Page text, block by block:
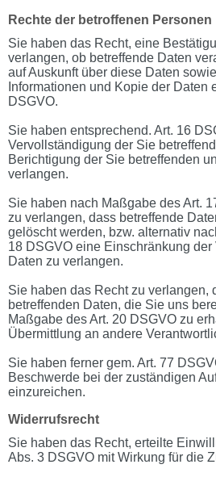
Rechte der betroffenen Personen
Sie haben das Recht, eine
verlangen, ob betreffende Daten
auf Auskunft über diese Daten
Informationen und Kopie der Daten
DSGVO.
Sie haben entsprechend. Art. 16
Vervollständigung der Sie
Berichtigung der Sie betreffenden
verlangen.
Sie haben nach Maßgabe des Art.
zu verlangen, dass betreffende
gelöscht werden, bzw. alternativ
18 DSGVO eine Einschränkung der
Daten zu verlangen.
Sie haben das Recht zu verlangen,
betreffenden Daten, die Sie uns
Maßgabe des Art. 20 DSGVO zu
Übermittlung an andere
Sie haben ferner gem. Art. 77
Beschwerde bei der zuständigen
einzureichen.
Widerrufsrecht
Sie haben das Recht, erteilte
Abs. 3 DSGVO mit Wirkung für die